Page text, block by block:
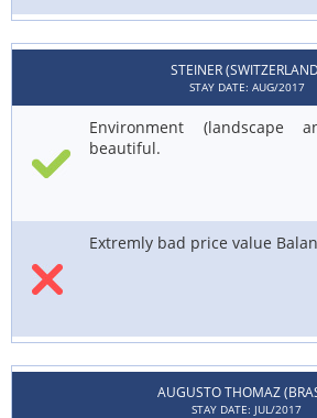
STEINER
STAY DATE: AUG/2017
Environment
beautiful.
Extremly bad price value
AUGUSTO THOMAZ
STAY DATE: JUL/2017